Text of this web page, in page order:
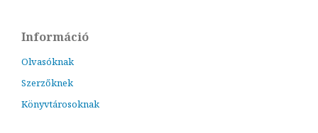
Információ
Olvasóknak
Szerzőknek
Könyvtárosoknak